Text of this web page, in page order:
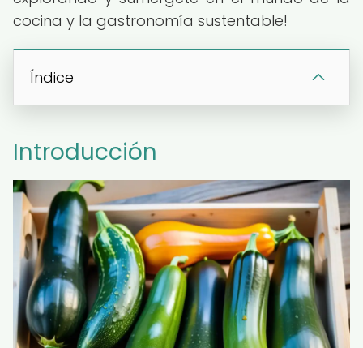
cocina y la gastronomía sustentable!
Índice
Introducción